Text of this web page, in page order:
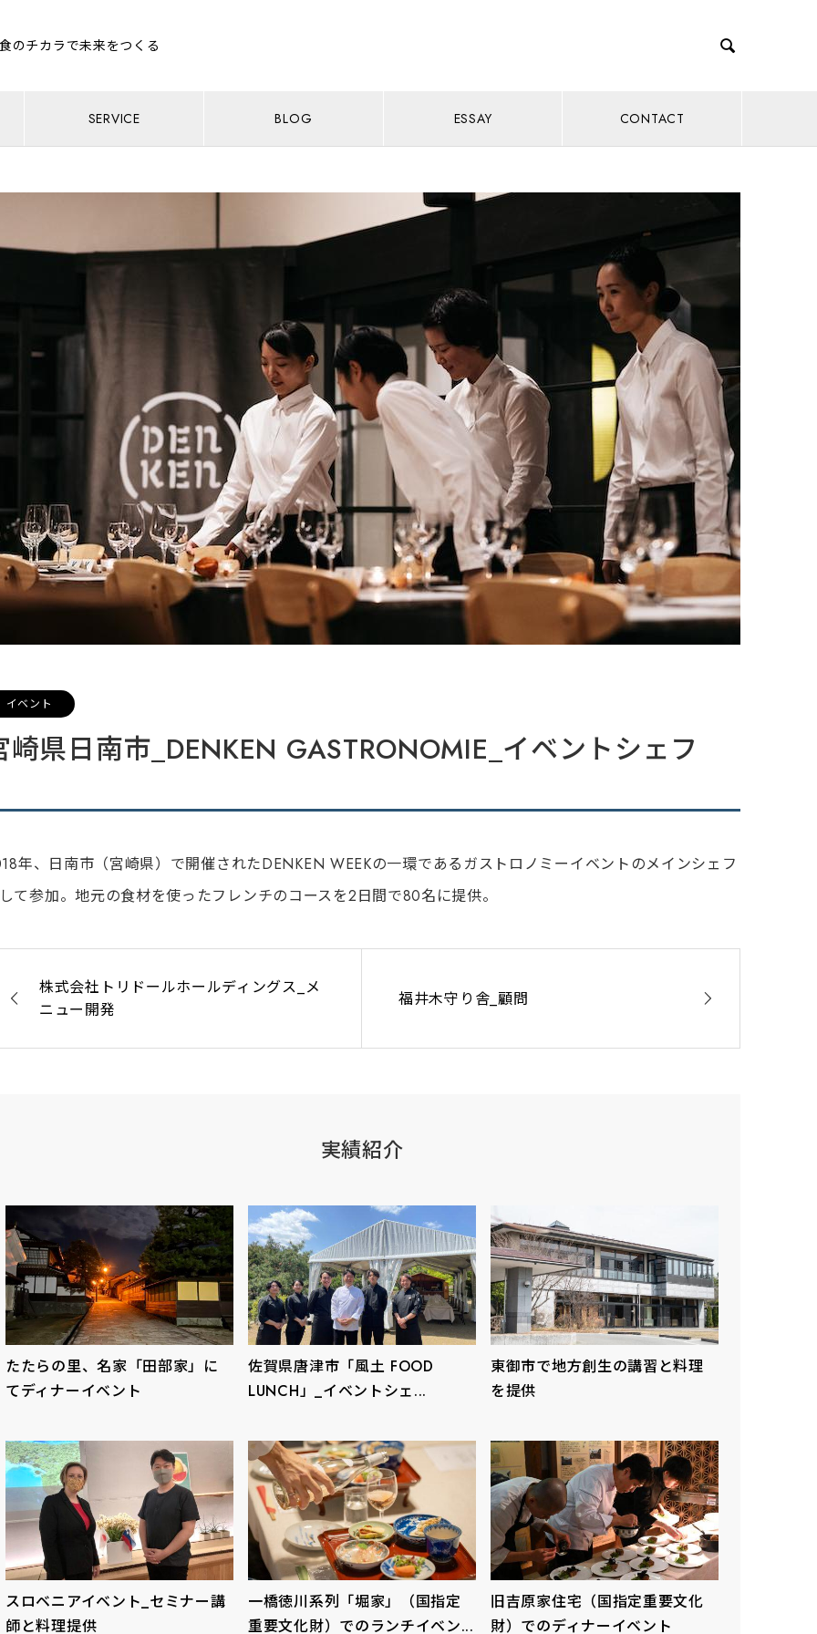
食のチカラで未来をつくる 
SERVICE BLOG ESSAY CONTACT
イベント
崎県日南市_DENKEN GASTRONOMIE_イベントシェフ
年、日南市（宮崎県）で開催されたDENKEN WEEKの一環であるガストロノミーイベントのメインシェフ
て参加。地元の食材を使ったフレンチのコースを2日間で80名に提供。
株式会社トリドールホールディングス_メ
ニュー開発
福井木守り舎_顧問
実績紹介
たたらの里、名家「田部家」に
てディナーイベント
佐賀県唐津市「風土 FOOD
LUNCH」_イベントシェ...
東御市で地方創生の講習と料理
を提供
スロベニアイベント_セミナー講
師と料理提供
一橋徳川系列「堀家」（国指定
重要文化財）でのランチイベン...
旧吉原家住宅（国指定重要文化
財）でのディナーイベント